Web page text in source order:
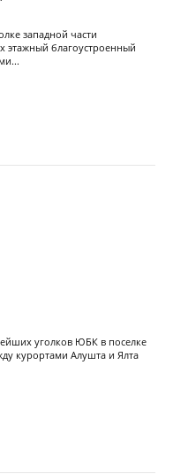
западной части
этажный благоустроенный
уголков ЮБК в поселке
курортами Алушта и Ялта